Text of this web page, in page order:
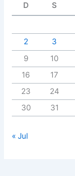
D S
2
3
9
10
16
17
23
24
30
31
« Jul